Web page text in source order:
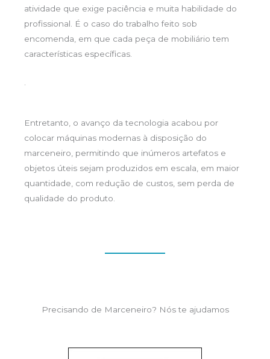
atividade que exige paciência e muita habilidade do
profissional. É o caso do trabalho feito sob
encomenda, em que cada peça de mobiliário tem
características específicas.
Entretanto, o avanço da tecnologia acabou por
colocar máquinas modernas à disposição do
marceneiro, permitindo que inúmeros artefatos e
objetos úteis sejam produzidos em escala, em maior
quantidade, com redução de custos, sem perda de
qualidade do produto.
Precisando de Marceneiro? Nós te ajudamos